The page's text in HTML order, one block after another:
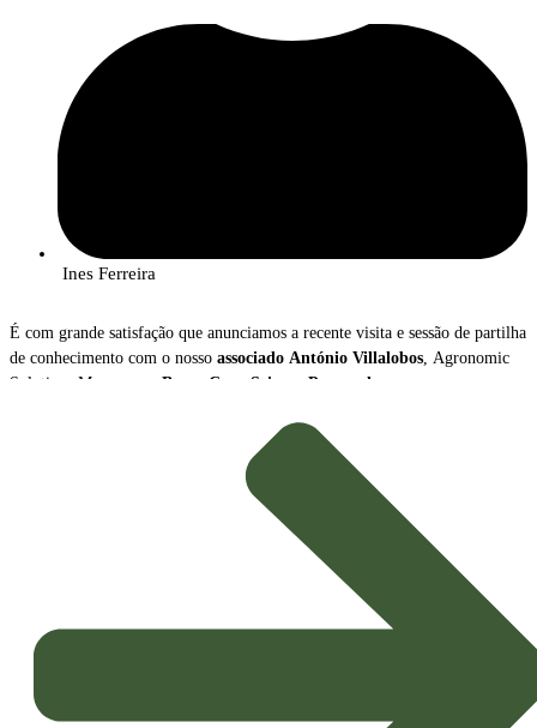
Ines Ferreira
É com grande satisfação que anunciamos a recente visita e sessão de partilha
de conhecimento com o nosso associado António Villalobos, Agronomic
Solutions Manager na Bayer Crop Science Portugal
Durante o encontro, António Villalobos apresentou uma visão abrangente
que o setor da proteção de culturas está a
atravessar, destacando dois vetores de inovação cruciais para a
do futuro: o crescimento das Soluções Biológicas
agrícola, impulsionado pela necessidade de maior sustentabilidade e
eficiência: